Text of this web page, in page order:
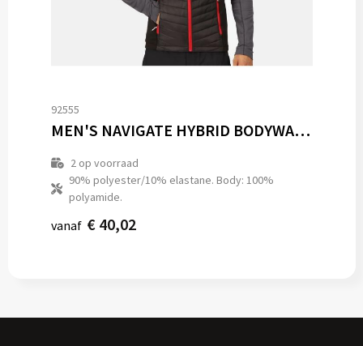
92555
MEN'S NAVIGATE HYBRID BODYWARMER
2op voorraad
90% polyester/10% elastane. Body: 100%
polyamide.
vanaf € 40,02